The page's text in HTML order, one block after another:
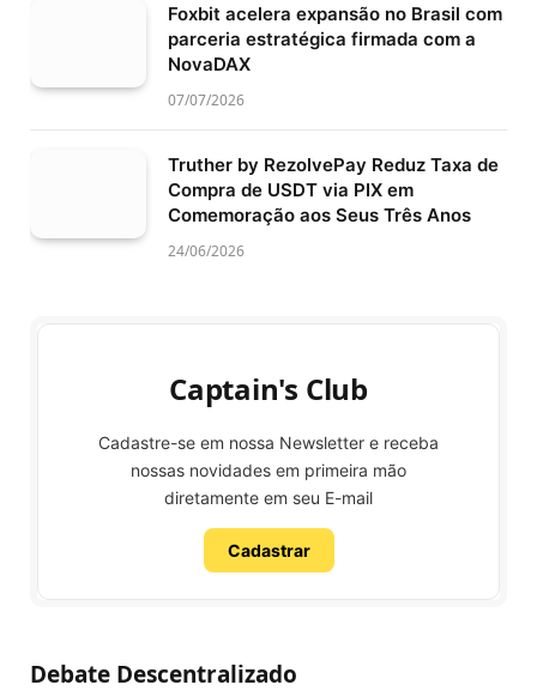
Foxbit acelera expansão no Brasil com
parceria estratégica firmada com a
NovaDAX
07/07/2026
Truther by RezolvePay Reduz Taxa de
Compra de USDT via PIX em
Comemoração aos Seus Três Anos
24/06/2026
Captain's Club
Cadastre-se em nossa Newsletter e receba
nossas novidades em primeira mão
diretamente em seu E-mail
Cadastrar
Debate Descentralizado